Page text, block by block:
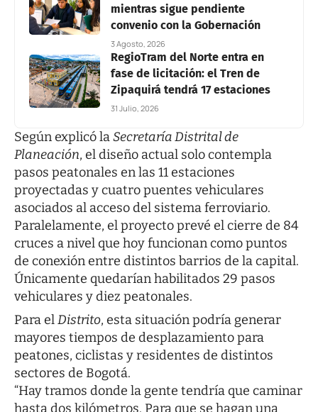
mientras sigue pendiente
convenio con la Gobernación
3 Agosto, 2026
RegioTram del Norte entra en
fase de licitación: el Tren de
Zipaquirá tendrá 17 estaciones
31 Julio, 2026
Según explicó laSecretaría Distrital de
Planeación, el diseño actual solo contempla
pasos peatonales en las 11 estaciones
proyectadas y cuatro puentes vehiculares
asociados al acceso del sistema ferroviario.
Paralelamente, el proyecto prevé el cierre de 84
cruces a nivel que hoy funcionan como puntos
de conexión entre distintos barrios de la capital.
Únicamente quedarían habilitados 29 pasos
vehiculares y diez peatonales.
Para elDistrito, esta situación podría generar
mayores tiempos de desplazamiento para
peatones, ciclistas y residentes de distintos
sectores de Bogotá.
“Hay tramos donde la gente tendría que caminar
hasta dos kilómetros. Para que se hagan una